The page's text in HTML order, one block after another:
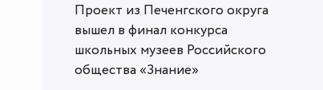
Проект из Печенгского округа
вышел в финал конкурса
школьных музеев Российского
общества «Знание»